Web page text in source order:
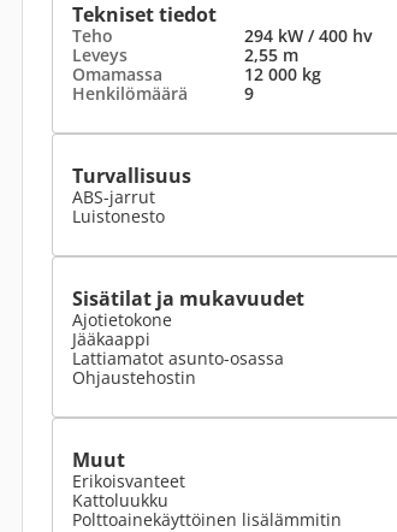
Tekniset tiedot
Teho 294 kW / 400 hv
Leveys
2,55 m
Omamassa
12 000 kg
Henkilömäärä
9
Turvallisuus
ABS-jarrut
Luistonesto
Sisätilat ja mukavuudet
Ajotietokone
Jääkaappi
Lattiamatot asunto-osassa
Ohjaustehostin
Muut
Erikoisvanteet
Kattoluukku
Polttoainekäyttöinen lisälämmitin